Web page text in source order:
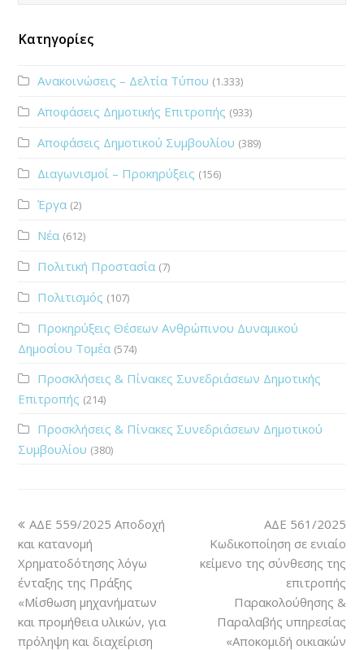
Κατηγορίες
Ανακοινώσεις – Δελτία Τύπου (1.333)
Αποφάσεις Δημοτικής Επιτροπής (933)
Αποφάσεις Δημοτικού Συμβουλίου (389)
Διαγωνισμοί – Προκηρύξεις (156)
Έργα (2)
Νέα (612)
Πολιτική Προστασία (7)
Πολιτισμός (107)
Προκηρύξεις Θέσεων Ανθρώπινου Δυναμικού
Δημοσίου Τομέα (574)
Προσκλήσεις & Πίνακες Συνεδριάσεων Δημοτικής
Επιτροπής (214)
Προσκλήσεις & Πίνακες Συνεδριάσεων Δημοτικού
Συμβουλίου (380)
ΑΔΕ 559/2025 Αποδοχή
και κατανομή
Χρηματοδότησης λόγω
ένταξης της Πράξης
«Μίσθωση μηχανήματων
και προμήθεια υλικών, για
πρόληψη και διαχείριση
ΑΔΕ 561/2025
Κωδικοποίηση σε ενιαίο
κείμενο της σύνθεσης της
επιτροπής
Παρακολούθησης &
Παραλαβής υπηρεσίας
«Αποκομιδή οικιακών